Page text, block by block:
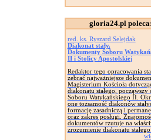
gloria24.pl poleca:
red. ks. Ryszard Selejdak
Diakonat stały.
Dokumenty Soboru
II i Stolicy Apostolskiej
Redaktor tego opracowania
zebrać najważniejsze
Magisterium Kościoła
diakonatu stałego, począwszy
Soboru Watykańskiego II.
one tożsamość diakonów
formację zasadniczą i
oraz zakres posługi.
dokumentów rzutuje na
zrozumienie diakonatu stałego.